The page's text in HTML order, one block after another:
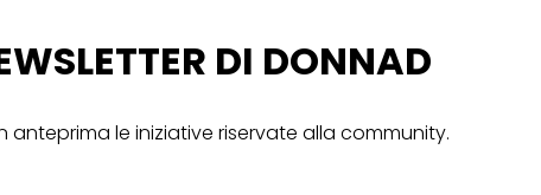
DI DONNAD
le iniziative riservate alla community.